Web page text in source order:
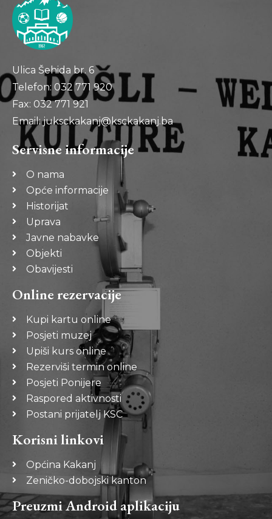
Ulica Šehida br. 6
Telefon: 032 771 920
Fax: 032 771 921
Email: juksckakanj@ksckakanj.ba
Servisne informacije
O nama
Opće informacije
Historijat
Uprava
Javne nabavke
Objekti
Obavijesti
Online rezervacije
Kupi kartu online
Posjeti muzej
Upiši kurs online
Rezerviši termin online
Posjeti Ponijere
Raspored aktivnosti
Postani prijatelj KSC
Korisni linkovi
Općina Kakanj
Zeničko-dobojski kanton
Preuzmi Android aplikaciju